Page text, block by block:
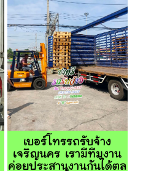
เบอร์โทรรถรับจ้าง
เจริญนคร เรามีทีมงาน
ค่อยประสานงานกันได้ตล